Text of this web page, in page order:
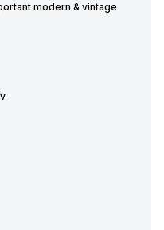
modern & vintage